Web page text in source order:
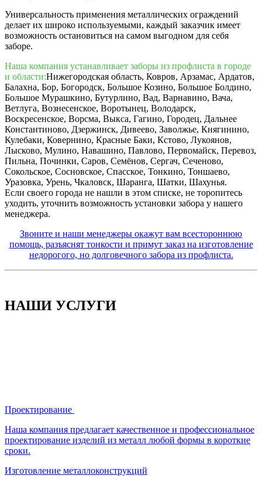
Универсальность применения металлических ограждений
делает их широко используемыми, каждый заказчик имеет
возможность остановиться на самом выгодном для себя
заборе.
Наша компания устанавливает заборы из профлиста в городе
и области:Нижегородская область, Ковров, Арзамас, Ардатов,
Балахна, Бор, Богородск, Большое Козино, Большое Болдино,
Большое Мурашкино, Бутурлино, Вад, Варнавино, Вача,
Ветлуга, Вознесенское, Воротынец, Володарск,
Воскресенское, Ворсма, Выкса, Гагино, Городец, Дальнее
Константиново, Дзержинск, Дивеево, Заволжье, Княгинино,
Кулебаки, Ковернино, Красные Баки, Кстово, Лукоянов,
Лысково, Мулино, Навашино, Павлово, Первомайск, Перевоз,
Пильна, Починки, Саров, Семёнов, Сергач, Сеченово,
Сокольское, Сосновское, Спасское, Тонкино, Тоншаево,
Уразовка, Урень, Чкаловск, Шаранга, Шатки, Шахунья.
Если своего города не нашли в этом списке, не торопитесь
уходить, уточнить возможность установки забора у нашего
менеджера.
Звоните и наши менеджеры окажут вам всестороннюю
помощь, разъяснят тонкости и примут заказ на изготовление
недорогого, но долговечного забора из профлиста.
НАШИ УСЛУГИ
Проектирование
Наша компания предлагает качественное и профессиональное
проектирование изделий из металл любой формы в короткие
сроки.
Изготовление металлоконструкций